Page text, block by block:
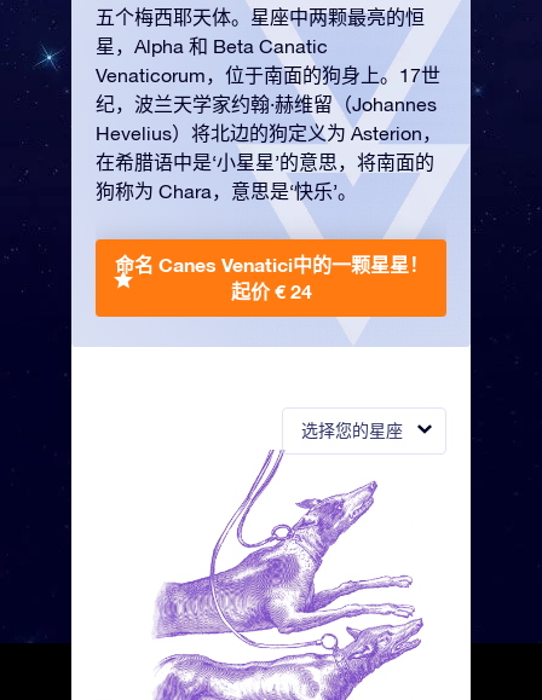
选择您的星座
五个梅西耶天体。星座中两颗最亮的恒
星，Alpha 和 Beta Canatic
Venaticorum，位于南面的狗身上。17世
纪，波兰天学家约翰·赫维留（Johannes
Hevelius）将北边的狗定义为 Asterion，
在希腊语中是‘小星星’的意思，将南面的
狗称为 Chara，意思是‘快乐’。
命名 Canes Venatici中的一颗星星！
起价 € 24